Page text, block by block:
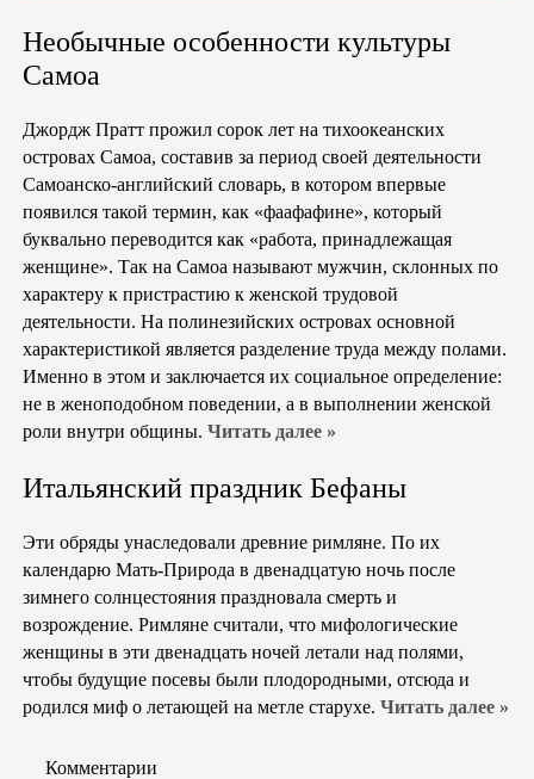
Необычные особенности культуры
Самоа
Джордж Пратт прожил сорок лет на тихоокеанских
островах Самоа, составив за период своей деятельности
Самоанско-английский словарь, в котором впервые
появился такой термин, как «фаафафине», который
буквально переводится как «работа, принадлежащая
женщине». Так на Самоа называют мужчин, склонных по
характеру к пристрастию к женской трудовой
деятельности. На полинезийских островах основной
характеристикой является разделение труда между полами.
Именно в этом и заключается их социальное определение:
не в женоподобном поведении, а в выполнении женской
роли внутри общины. Читать далее »
Итальянский праздник Бефаны
Эти обряды унаследовали древние римляне. По их
календарю Мать-Природа в двенадцатую ночь после
зимнего солнцестояния праздновала смерть и
возрождение. Римляне считали, что мифологические
женщины в эти двенадцать ночей летали над полями,
чтобы будущие посевы были плодородными, отсюда и
родился миф о летающей на метле старухе. Читать далее »
Комментарии